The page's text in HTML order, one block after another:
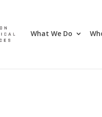
What We Do